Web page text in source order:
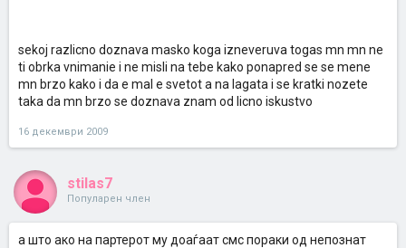
sekoj razlicno doznava masko koga izneveruva togas mn mn ne
ti obrka vnimanie i ne misli na tebe kako ponapred se se mene
mn brzo kako i da e mal e svetot a na lagata i se kratki nozete
taka da mn brzo se doznava znam od licno iskustvo
16 декември 2009
stilas7
Популарен член
а што ако на партерот му доаѓаат смс пораки од непознат